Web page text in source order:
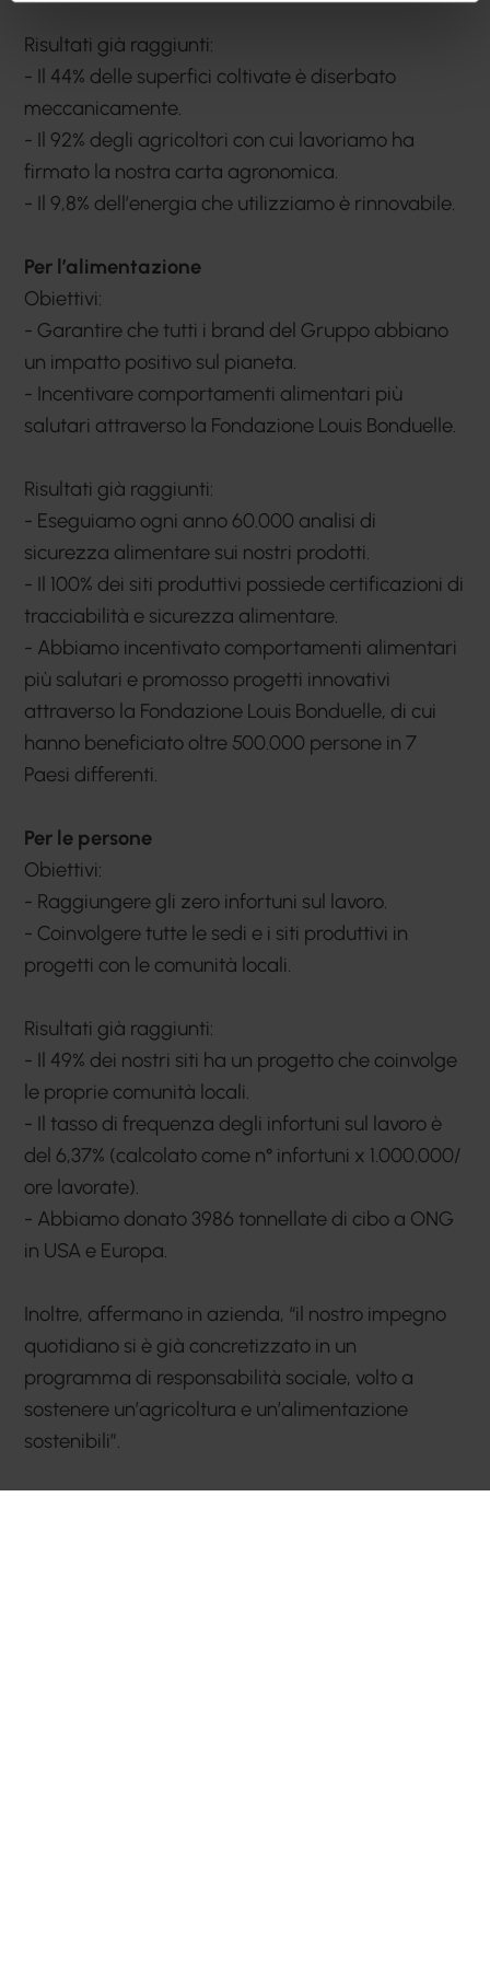
Risultati già raggiunti:
- Il 44% delle superfici coltivate è diserbato
meccanicamente.
- Il 92% degli agricoltori con cui lavoriamo ha
firmato la nostra carta agronomica.
- Il 9,8% dell’energia che utilizziamo è rinnovabile.
Per l’alimentazione
Obiettivi:
- Garantire che tutti i brand del Gruppo abbiano
un impatto positivo sul pianeta.
- Incentivare comportamenti alimentari più
salutari attraverso la Fondazione Louis Bonduelle.
Risultati già raggiunti:
- Eseguiamo ogni anno 60.000 analisi di
sicurezza alimentare sui nostri prodotti.
- Il 100% dei siti produttivi possiede certificazioni di
tracciabilità e sicurezza alimentare.
- Abbiamo incentivato comportamenti alimentari
più salutari e promosso progetti innovativi
attraverso la Fondazione Louis Bonduelle, di cui
hanno beneficiato oltre 500.000 persone in 7
Paesi differenti.
Per le persone
Obiettivi:
- Raggiungere gli zero infortuni sul lavoro.
- Coinvolgere tutte le sedi e i siti produttivi in
progetti con le comunità locali.
Risultati già raggiunti:
- Il 49% dei nostri siti ha un progetto che coinvolge
le proprie comunità locali.
- Il tasso di frequenza degli infortuni sul lavoro è
del 6,37% (calcolato come n° infortuni x 1.000.000/
ore lavorate).
- Abbiamo donato 3986 tonnellate di cibo a ONG
in USA e Europa.
Inoltre, affermano in azienda, “il nostro impegno
quotidiano si è già concretizzato in un
programma di responsabilità sociale, volto a
sostenere un’agricoltura e un’alimentazione
sostenibili”.